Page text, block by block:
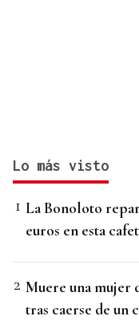
Lo más visto
La Bonoloto
euros en esta
Muere una mujer
tras caerse de un